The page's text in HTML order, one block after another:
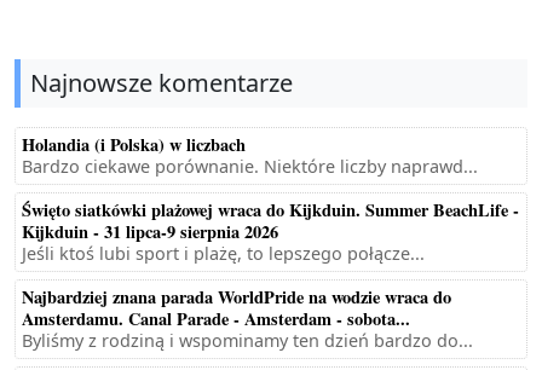
Najnowsze komentarze
Holandia (i Polska) w liczbach
Bardzo ciekawe porównanie. Niektóre liczby naprawd...
Święto siatkówki plażowej wraca do Kijkduin. Summer BeachLife -
Kijkduin - 31 lipca-9 sierpnia 2026
Jeśli ktoś lubi sport i plażę, to lepszego połącze...
Najbardziej znana parada WorldPride na wodzie wraca do
Amsterdamu. Canal Parade - Amsterdam - sobota...
Byliśmy z rodziną i wspominamy ten dzień bardzo do...